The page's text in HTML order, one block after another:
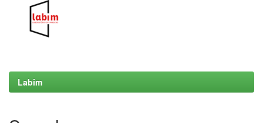
Labim